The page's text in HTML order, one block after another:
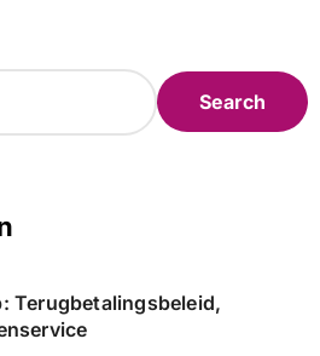
Terugbetalingsbeleid,